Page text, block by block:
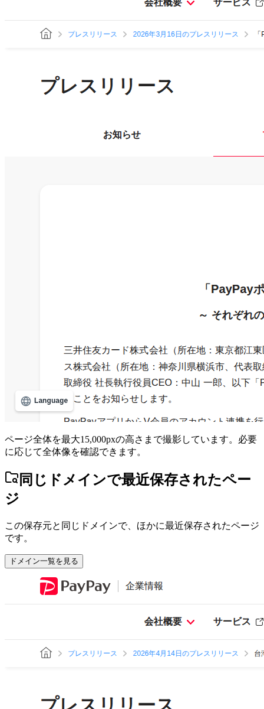
ページ全体を最大15,000pxの高さまで撮影しています。必要
に応じて全体像を確認できます。
同じドメインで最近保存されたペー
ジ
この保存元と同じドメインで、ほかに最近保存されたページ
です。
ドメイン一覧を見る